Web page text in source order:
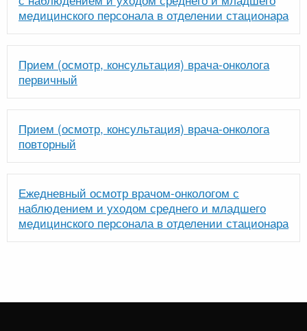
медицинского персонала в отделении стационара
Прием (осмотр, консультация) врача-онколога
первичный
Прием (осмотр, консультация) врача-онколога
повторный
Ежедневный осмотр врачом-онкологом с
наблюдением и уходом среднего и младшего
медицинского персонала в отделении стационара